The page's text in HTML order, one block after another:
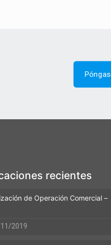
recientes
de Operación Comercial –
2019